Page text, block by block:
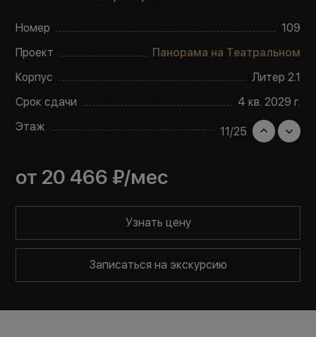
Номер
109
Проект
Панорама на Театральном
Корпус
Литер 2.1
Срок сдачи
4 кв. 2029 г.
Этаж
11/25
от 20 466 ₽/мес
Узнать цену
Записаться на экскурсию